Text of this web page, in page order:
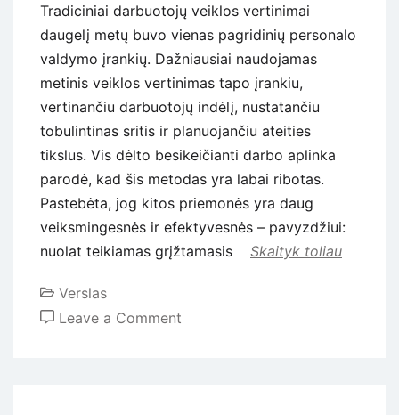
Tradiciniai darbuotojų veiklos vertinimai
daugelį metų buvo vienas pagridinių personalo
valdymo įrankių. Dažniausiai naudojamas
metinis veiklos vertinimas tapo įrankiu,
vertinančiu darbuotojų indėlį, nustatančiu
tobulintinas sritis ir planuojančiu ateities
tikslus. Vis dėlto besikeičianti darbo aplinka
parodė, kad šis metodas yra labai ribotas.
Pastebėta, jog kitos priemonės yra daug
veiksmingesnės ir efektyvesnės – pavyzdžiui:
nuolat teikiamas grįžtamasis
Skaityk toliau
Verslas
Leave a Comment